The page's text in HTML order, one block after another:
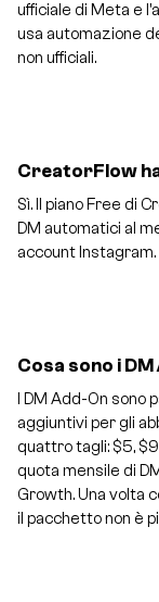
ufficiale di Meta e
usa automazione
non ufficiali.
CreatorFlow
Sì. Il piano Free di
DM automatici al
account Instagram.
Cosa sono i
I DM Add-On
aggiuntivi per gli
quattro tagli: $5,
quota mensile di
Growth. Una volta
il pacchetto non è